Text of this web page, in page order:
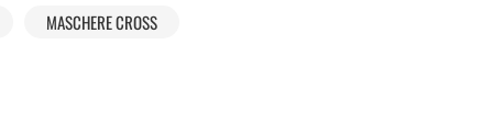
MASCHERE CROSS